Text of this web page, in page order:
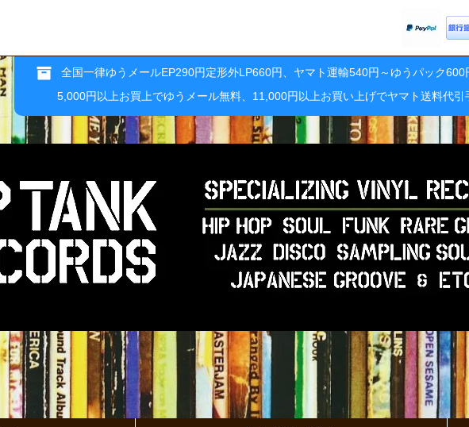
全国一律ゆうメールEP290円定形外LP660円、ヤマト運輸540円～ゆうパック600
5,000円以上お買上でゆうメール無料、11,000円以上お買い上げでヤマト送料代引